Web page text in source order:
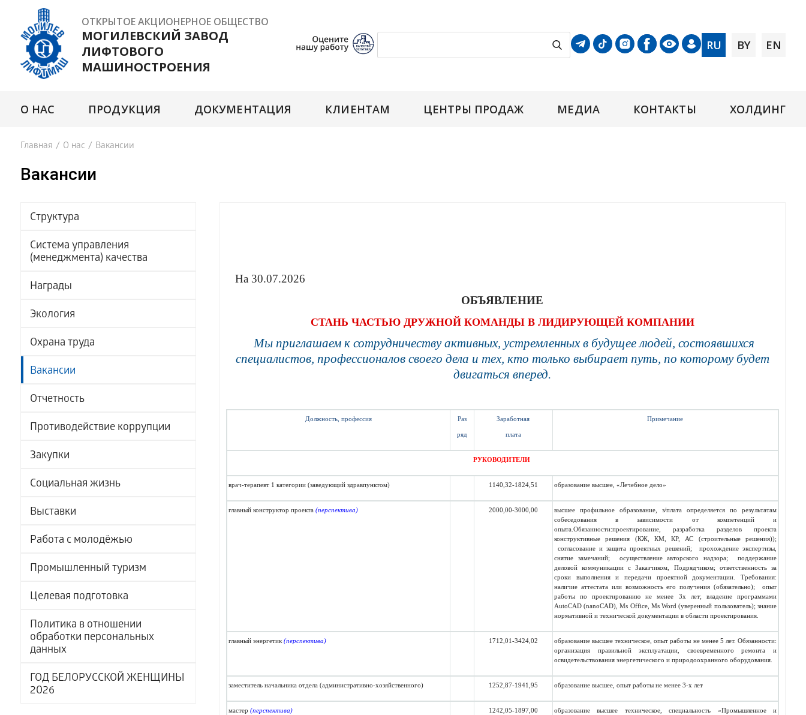
ОТКРЫТОЕ АКЦИОНЕРНОЕ ОБЩЕСТВО
МОГИЛЕВСКИЙ ЗАВОД
ЛИФТОВОГО
МАШИНОСТРОЕНИЯ
RU BY EN
О НАС ПРОДУКЦИЯ ДОКУМЕНТАЦИЯ КЛИЕНТАМ ЦЕНТРЫ ПРОДАЖ МЕДИА КОНТАКТЫ ХОЛДИНГ
Главная / О нас / Вакансии
Вакансии
Структура
Система управления
(менеджмента) качества
Награды
Экология
Охрана труда
Вакансии
Отчетность
Противодействие коррупции
Закупки
Социальная жизнь
Выставки
Работа с молодёжью
Промышленный туризм
Целевая подготовка
Политика в отношении
обработки персональных
данных
ГОД БЕЛОРУССКОЙ ЖЕНЩИНЫ
2026
На 30.07.2026
ОБЪЯВЛЕНИЕ
СТАНЬ ЧАСТЬЮ ДРУЖНОЙ КОМАНДЫ В ЛИДИРУЮЩЕЙ КОМПАНИИ
Мы приглашаем к сотрудничеству активных, устремленных в будущее людей, состоявшихся
специалистов, профессионалов своего дела и тех, кто только выбирает путь, по которому будет
двигаться вперед.
Должность, профессия Раз
ряд
Заработная
плата
Примечание
РУКОВОДИТЕЛИ
врач-терапевт 1 категории (заведующий здравпунктом) 1140,32-1824,51 образование высшее, «Лечебное дело»
главный конструктор проекта (перспектива) 2000,00-3000,00 высшее профильное образование, з/плата определяется по результатам
собеседования в зависимости от компетенций и
опыта.Обязанности:проектирование, разработка разделов проекта
конструктивные решения (КЖ, КМ, КР, АС (строительные решения));
согласование и защита проектных решений; прохождение экспертизы,
снятие замечаний; осуществление авторского надзора; поддержание
деловой коммуникации с Заказчиком, Подрядчиком; ответственность за
сроки выполнения и передачи проектной документации. Требования:
наличие аттестата или возможность его получения (обязательно); опыт
работы по проектированию не менее 3х лет;
владение программами
AutoCAD (nanoCAD), Ms Office, Ms Word (уверенный пользователь); знание
нормативной и технической документации в области проектирования.
главный энергетик (перспектива) 1712,01-3424,02
образование высшее техническое, опыт работы не менее 5 лет. Обязанности:
организация правильной эксплуатации, своевременного ремонта и
освидетельствования энергетического и природоохранного оборудования.
заместитель начальника отдела (административно-хозяйственного) 1252,87-1941,95 образование высшее, опыт работы не менее 3-х лет
мастер (перспектива) 1242,05-1897,00
образование высшее техническое, специальность «Промышленное и